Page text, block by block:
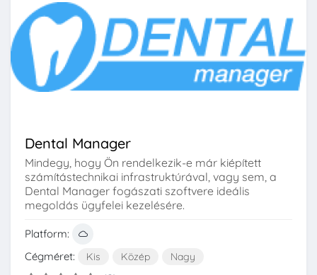
Dental Manager
Mindegy, hogy Ön rendelkezik-e már kiépített
számítástechnikai infrastruktúrával, vagy sem, a
Dental Manager fogászati szoftvere ideális
megoldás ügyfelei kezelésére.
Platform:
Cégméret:
Kis Közép Nagy